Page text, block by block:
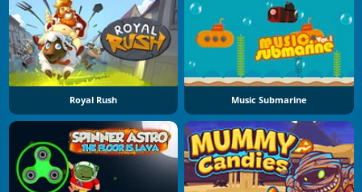
Royal Rush Music Submarine